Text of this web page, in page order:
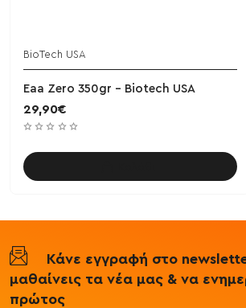
BioTech USA
Eaa Zero 350gr - Biotech USA
29,90€
Κάνε εγγραφή στο
μαθαίνεις τα νέα μας & να
πρώτος